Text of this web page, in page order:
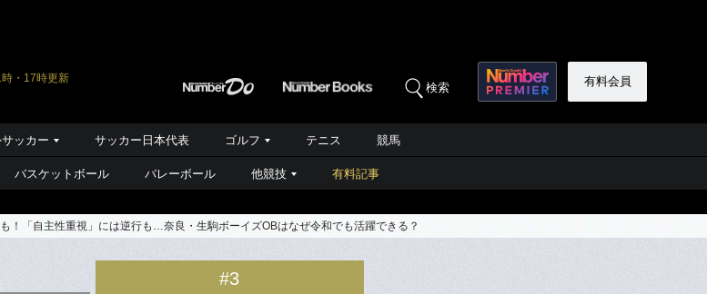
・17時更新
検索 有料会員
ッカー サッカー日本代表 ゴルフ テニス 競馬
バスケットボール バレーボール 他競技 有料記事
！「自主性重視」には逆行も…奈良・生駒ボーイズOBはなぜ令和でも活躍できる？
#3